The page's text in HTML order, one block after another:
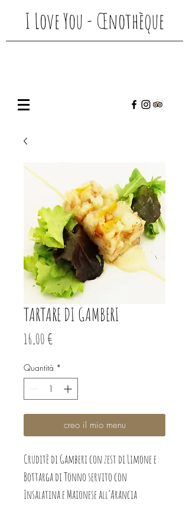
I Love You - Œnothèque
TARTARE DI GAMBERI
16,00 €
Quantità *
creo il mio menu
Cruditè di Gamberi con zest di Limone e
Bottarga di Tonno servito con
Insalatina e Maionese all’Arancia